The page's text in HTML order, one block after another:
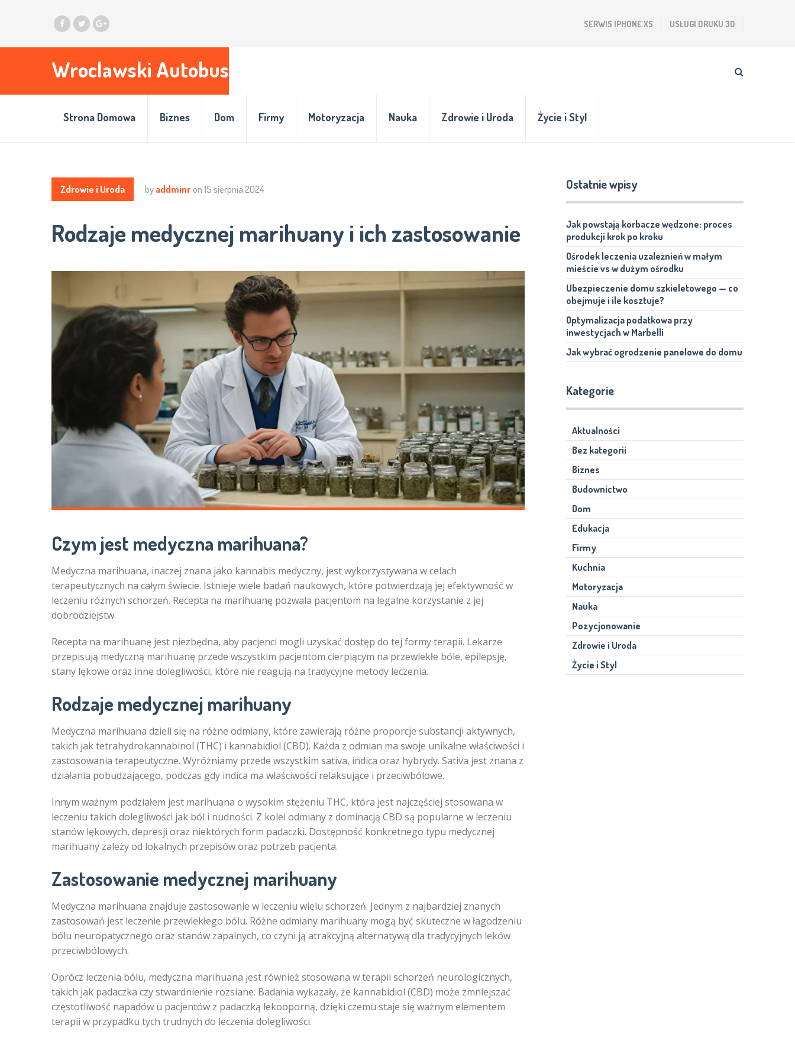
SERWIS IPHONE XS USŁUGI DRUKU 3D
Wroclawski Autobus
Strona Domowa Biznes Dom Firmy Motoryzacja Nauka Zdrowie i Uroda Życie i Styl
Zdrowie i Uroda by addminr on 15 sierpnia 2024
Rodzaje medycznej marihuany i ich zastosowanie
Czym jest medyczna marihuana?
Medyczna marihuana, inaczej znana jako kannabis medyczny, jest wykorzystywana w celach
terapeutycznych na całym świecie. Istnieje wiele badań naukowych, które potwierdzają jej efektywność w
leczeniu różnych schorzeń. Recepta na marihuanę pozwala pacjentom na legalne korzystanie z jej
dobrodziejstw.
Recepta na marihuanę jest niezbędna, aby pacjenci mogli uzyskać dostęp do tej formy terapii. Lekarze
przepisują medyczną marihuanę przede wszystkim pacjentom cierpiącym na przewlekłe bóle, epilepsję,
stany lękowe oraz inne dolegliwości, które nie reagują na tradycyjne metody leczenia.
Rodzaje medycznej marihuany
Medyczna marihuana dzieli się na różne odmiany, które zawierają różne proporcje substancji aktywnych,
takich jak tetrahydrokannabinol (THC) i kannabidiol (CBD). Każda z odmian ma swoje unikalne właściwości i
zastosowania terapeutyczne. Wyróżniamy przede wszystkim sativa, indica oraz hybrydy. Sativa jest znana z
działania pobudzającego, podczas gdy indica ma właściwości relaksujące i przeciwbólowe.
Innym ważnym podziałem jest marihuana o wysokim stężeniu THC, która jest najczęściej stosowana w
leczeniu takich dolegliwości jak ból i nudności. Z kolei odmiany z dominacją CBD są popularne w leczeniu
stanów lękowych, depresji oraz niektórych form padaczki. Dostępność konkretnego typu medycznej
marihuany zależy od lokalnych przepisów oraz potrzeb pacjenta.
Zastosowanie medycznej marihuany
Medyczna marihuana znajduje zastosowanie w leczeniu wielu schorzeń. Jednym z najbardziej znanych
zastosowań jest leczenie przewlekłego bólu. Różne odmiany marihuany mogą być skuteczne w łagodzeniu
bólu neuropatycznego oraz stanów zapalnych, co czyni ją atrakcyjną alternatywą dla tradycyjnych leków
przeciwbólowych.
Oprócz leczenia bólu, medyczna marihuana jest również stosowana w terapii schorzeń neurologicznych,
takich jak padaczka czy stwardnienie rozsiane. Badania wykazały, że kannabidiol (CBD) może zmniejszać
częstotliwość napadów u pacjentów z padaczką lekooporną, dzięki czemu staje się ważnym elementem
terapii w przypadku tych trudnych do leczenia dolegliwości.
Ostatnie wpisy
Jak powstają korbacze wędzone: proces
produkcji krok po kroku
Ośrodek leczenia uzależnień w małym
mieście vs w dużym ośrodku
Ubezpieczenie domu szkieletowego — co
obejmuje i ile kosztuje?
Optymalizacja podatkowa przy
inwestycjach w Marbelli
Jak wybrać ogrodzenie panelowe do domu
Kategorie
Aktualności
Bez kategorii
Biznes
Budownictwo
Dom
Edukacja
Firmy
Kuchnia
Motoryzacja
Nauka
Pozycjonowanie
Zdrowie i Uroda
Życie i Styl